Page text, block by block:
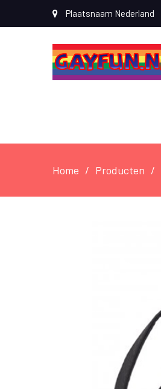
Plaatsnaam Nederland
Home Producten